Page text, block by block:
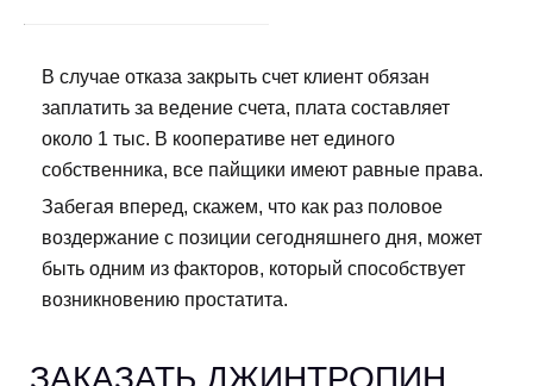
В случае отказа закрыть счет клиент обязан
заплатить за ведение счета, плата составляет
около 1 тыс. В кооперативе нет единого
собственника, все пайщики имеют равные права.
Забегая вперед, скажем, что как раз половое
воздержание с позиции сегодняшнего дня, может
быть одним из факторов, который способствует
возникновению простатита.
ЗАКАЗАТЬ ДЖИНТРОПИН